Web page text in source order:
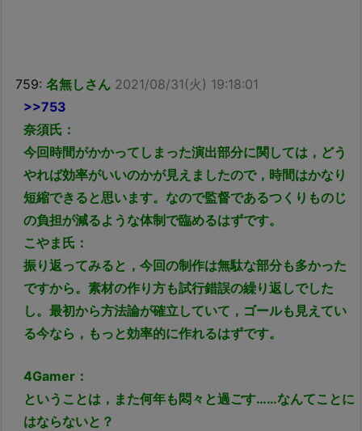
759: 名無しさん 2021/08/31(火) 19:18:01
>>753
奈須氏：
今回時間がかかってしまった演出部分に関しては，どう
やれば効率がいいのかが見えましたので，時間はかなり
短縮できると思います。なので監督であるつくりものじ
の負担が減るような体制で臨めるはずです。
こやま氏：
振り返ってみると，今回の制作は無駄な部分も多かった
ですから。素材の作り方も試行錯誤の繰り返しでした
し。最初から方法論が確立していて，ゴールも見えてい
る今なら，もっと効率的に作れるはずです。
4Gamer：
ということは，また何年も悶々と過ごす……なんてことに
はならないと？